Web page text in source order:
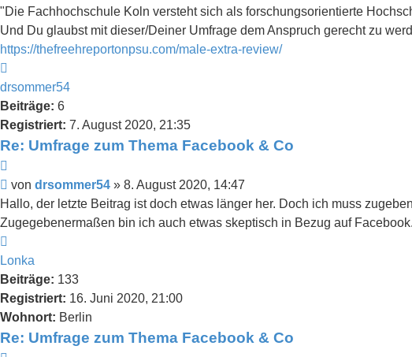
"Die Fachhochschule Koln versteht sich als forschungsorientierte
Und Du glaubst mit dieser/Deiner Umfrage dem Anspruch gerecht zu
https://thefreehreportonpsu.com/male-extra-review/
oben
drsommer54
Beiträge: 6
Registriert: 7. August 2020, 21:35
Re: Umfrage zum Thema Facebook & Co
Beitrag
von drsommer54 » 8. August 2020, 14:47
Hallo, der letzte Beitrag ist doch etwas länger her. Doch ich muss
Zugegebenermaßen bin ich auch etwas skeptisch in Bezug auf Facebook.
oben
Lonka
Beiträge: 133
Registriert: 16. Juni 2020, 21:00
Wohnort: Berlin
Re: Umfrage zum Thema Facebook & Co